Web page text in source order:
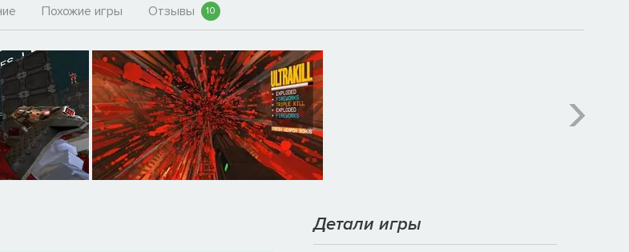
Похожие игры Отзывы 10
Детали игры